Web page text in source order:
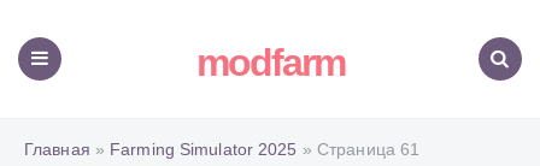
modfarm
Главная » Farming Simulator 2025 » Страница 61